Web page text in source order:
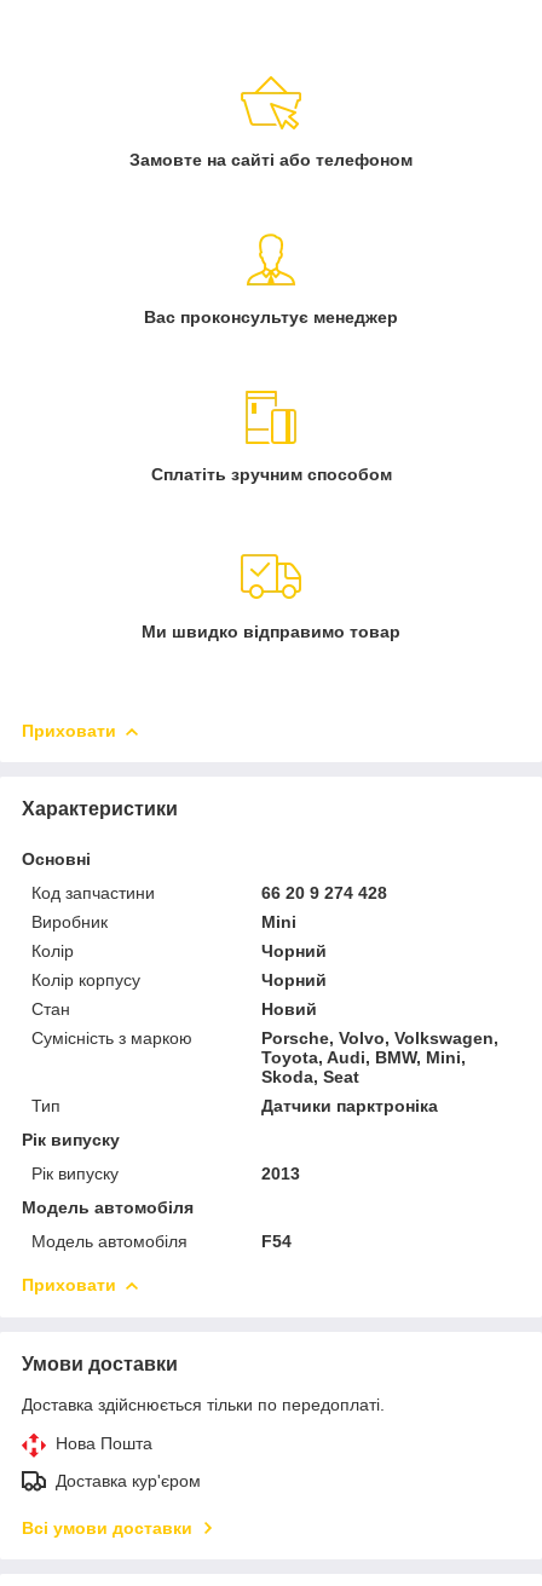
Замовте на сайті або телефоном
Вас проконсультує менеджер
Сплатіть зручним способом
Ми швидко відправимо товар
Приховати
Характеристики
Основні
Код запчастини
66 20 9 274 428
Виробник
Mini
Колір
Чорний
Колір корпусу
Чорний
Стан
Новий
Сумісність з маркою
Porsche, Volvo, Volkswagen,
Toyota, Audi, BMW, Mini,
Skoda, Seat
Тип
Датчики парктроніка
Рік випуску
Рік випуску
2013
Модель автомобіля
Модель автомобіля
F54
Приховати
Умови доставки
Доставка здійснюється тільки по передоплаті.
Нова Пошта
Доставка кур'єром
Всі умови доставки